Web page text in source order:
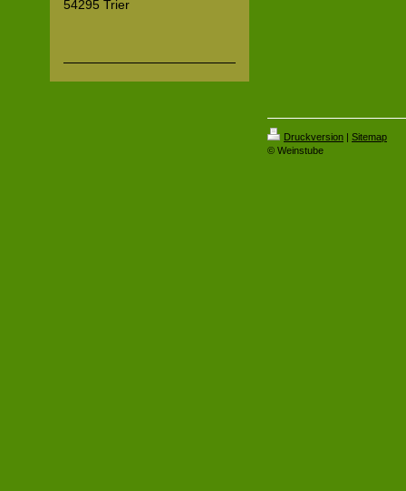
54295 Trier
Druckversion | Sitemap
© Weinstube